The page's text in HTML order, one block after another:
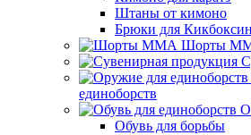
Штаны от кимоно
Брюки для
Шорты
единоборств
Обувь для борьбы